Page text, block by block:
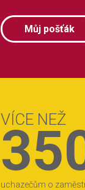
Můj pošťák
VÍCE NEŽ
uchazečům o